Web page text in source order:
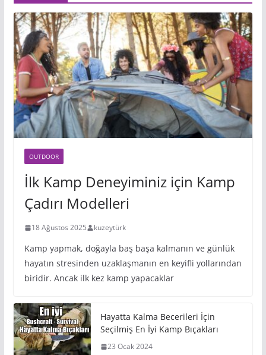
OUTDOOR
İlk Kamp Deneyiminiz için Kamp
Çadırı Modelleri
18 Ağustos 2025 kuzeytürk
Kamp yapmak, doğayla baş başa kalmanın ve günlük
hayatın stresinden uzaklaşmanın en keyifli yollarından
biridir. Ancak ilk kez kamp yapacaklar
Hayatta Kalma Becerileri İçin
Seçilmiş En İyi Kamp Bıçakları
23 Ocak 2024